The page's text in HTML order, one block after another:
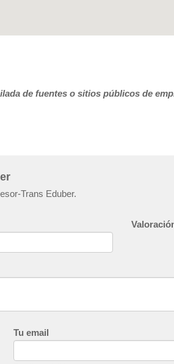
de fuentes o sitios públicos de
Trans Eduber.
Tu email